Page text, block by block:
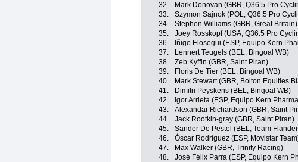
32.
Mark Donovan (GBR, Q36.5 Pro
33.
Szymon Sajnok (POL, Q36.5 Pro
34.
Stephen Williams (GBR, Great Britain)
35.
Joey Rosskopf (USA, Q36.5 Pro
36.
Iñigo Elosegui (ESP, Equipo Kern
37.
Lennert Teugels (BEL, Bingoal WB)
38.
Zeb Kyffin (GBR, Saint Piran)
39.
Floris De Tier (BEL, Bingoal WB)
40.
Mark Stewart (GBR, Bolton Equities
41.
Dimitri Peyskens (BEL, Bingoal WB)
42.
Igor Arrieta (ESP, Equipo Kern
43.
Alexandar Richardson (GBR, Saint
44.
Jack Rootkin-gray (GBR, Saint Piran)
45.
Sander De Pestel (BEL, Team
46.
Óscar Rodríguez (ESP, Movistar
47.
Max Walker (GBR, Trinity Racing)
48.
José Félix Parra (ESP, Equipo Kern